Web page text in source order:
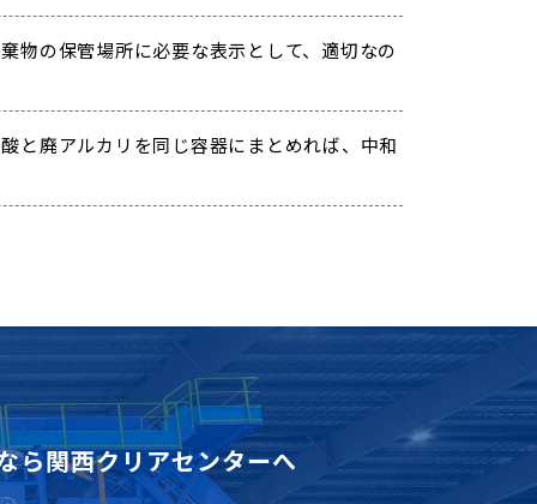
物の保管場所に必要な表示として、適切なの
と廃アルカリを同じ容器にまとめれば、中和
ら関西クリアセンターへ